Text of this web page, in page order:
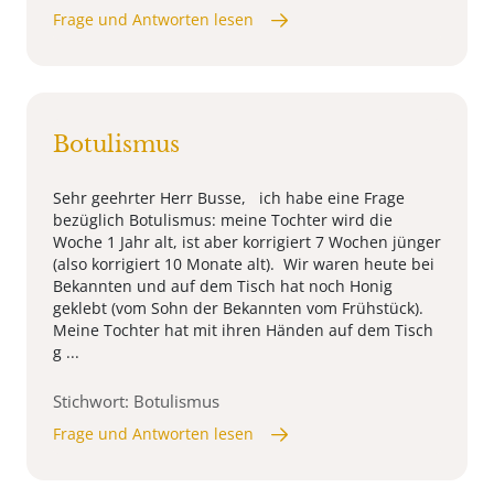
Frage und Antworten lesen
Botulismus
Sehr geehrter Herr Busse, ich habe eine Frage
bezüglich Botulismus: meine Tochter wird die
Woche 1 Jahr alt, ist aber korrigiert 7 Wochen jünger
(also korrigiert 10 Monate alt). Wir waren heute bei
Bekannten und auf dem Tisch hat noch Honig
geklebt (vom Sohn der Bekannten vom Frühstück).
Meine Tochter hat mit ihren Händen auf dem Tisch
g ...
Stichwort: Botulismus
Frage und Antworten lesen